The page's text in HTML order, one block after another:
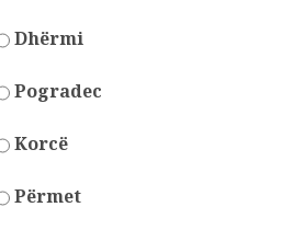
Dhërmi
Pogradec
Korcë
Përmet